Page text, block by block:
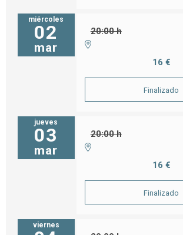
miércoles
02
mar
20:00 h
16 €
Finalizado
jueves
03
mar
20:00 h
16 €
Finalizado
viernes